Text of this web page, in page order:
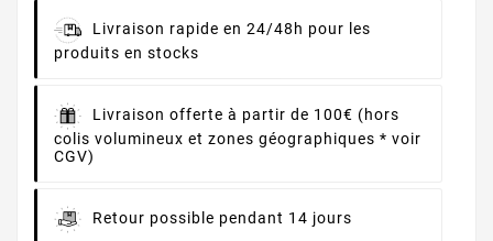
Livraison rapide en 24/48h pour les
produits en stocks
Livraison offerte à partir de 100€ (hors
colis volumineux et zones géographiques * voir
CGV)
Retour possible pendant 14 jours